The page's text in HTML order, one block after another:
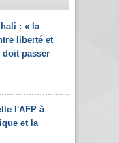
: « la
liberté et
passer
l'AFP à
et la